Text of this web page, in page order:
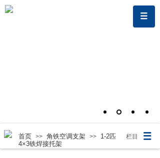
栏目
首页 >> 角铁空调支架 >>
1-2匹
4×3铁焊接托架